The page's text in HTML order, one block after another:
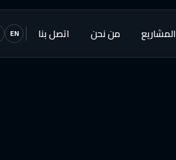
المشاريع من نحن اتصل بنا EN